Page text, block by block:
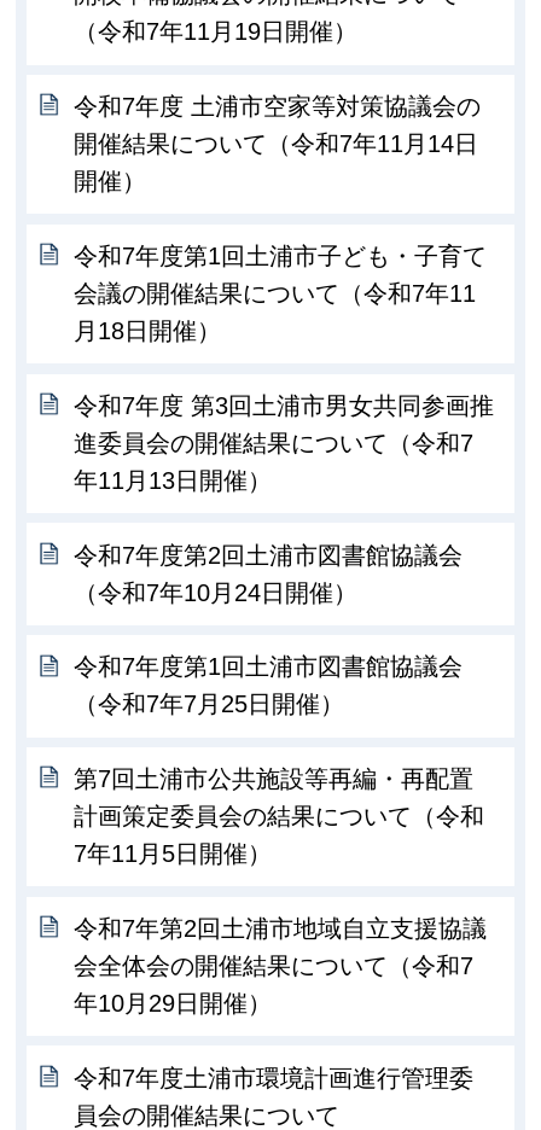
（令和7年11月19日開催）
令和7年度 土浦市空家等対策協議会の
開催結果について（令和7年11月14日
開催）
令和7年度第1回土浦市子ども・子育て
会議の開催結果について（令和7年11
月18日開催）
令和7年度 第3回土浦市男女共同参画推
進委員会の開催結果について（令和7
年11月13日開催）
令和7年度第2回土浦市図書館協議会
（令和7年10月24日開催）
令和7年度第1回土浦市図書館協議会
（令和7年7月25日開催）
第7回土浦市公共施設等再編・再配置
計画策定委員会の結果について（令和
7年11月5日開催）
令和7年第2回土浦市地域自立支援協議
会全体会の開催結果について（令和7
年10月29日開催）
令和7年度土浦市環境計画進行管理委
員会の開催結果について